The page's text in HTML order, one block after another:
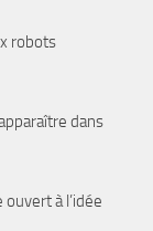
robots
dans
à l’idée